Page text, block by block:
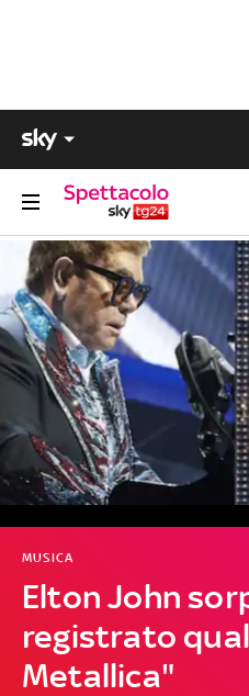
Elton John
registrato
Metallica"
MUSICA